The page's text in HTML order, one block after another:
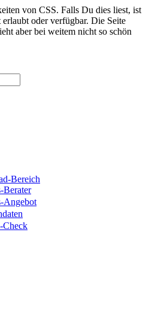
von CSS. Falls Du dies liest, ist
oder verfügbar. Die Seite
aber bei weitem nicht so schön
Bereich
Berater
Angebot
Check